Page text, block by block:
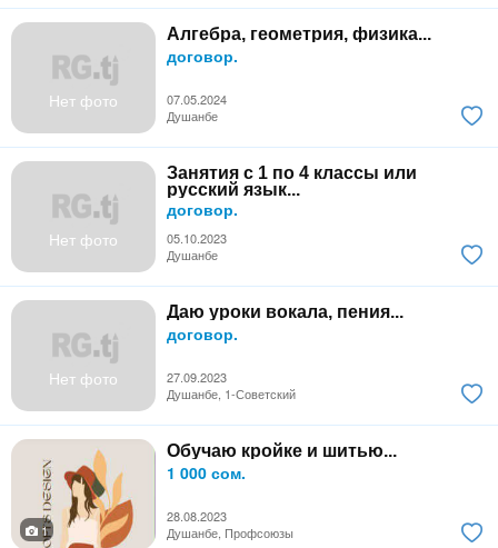
Нет фото
Алгебра, геометрия, физика...
договор.
07.05.2024
Душанбе
Нет фото
Занятия с 1 по 4 классы или
русский язык...
договор.
05.10.2023
Душанбе
Нет фото
Даю уроки вокала, пения...
договор.
27.09.2023
Душанбе, 1-Советский
Обучаю кройке и шитью...
1 000 сом.
28.08.2023
1
Душанбе, Профсоюзы